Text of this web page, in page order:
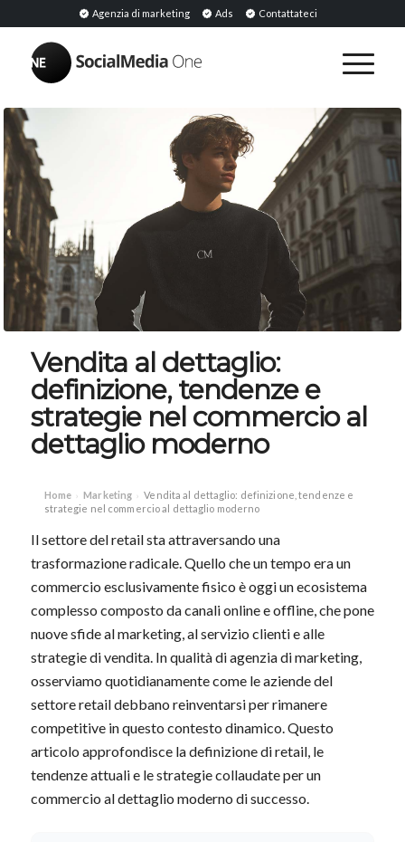
Agenzia di marketing Ads Contattateci
Vendita al dettaglio:
definizione, tendenze e
strategie nel commercio al
dettaglio moderno
Home › Marketing › Vendita al dettaglio: definizione, tendenze e
strategie nel commercio al dettaglio moderno
Il settore del retail sta attraversando una
trasformazione radicale. Quello che un tempo era un
commercio esclusivamente fisico è oggi un ecosistema
complesso composto da canali online e offline, che pone
nuove sfide al marketing, al servizio clienti e alle
strategie di vendita. In qualità di agenzia di marketing,
osserviamo quotidianamente come le aziende del
settore retail debbano reinventarsi per rimanere
competitive in questo contesto dinamico. Questo
articolo approfondisce la definizione di retail, le
tendenze attuali e le strategie collaudate per un
commercio al dettaglio moderno di successo.